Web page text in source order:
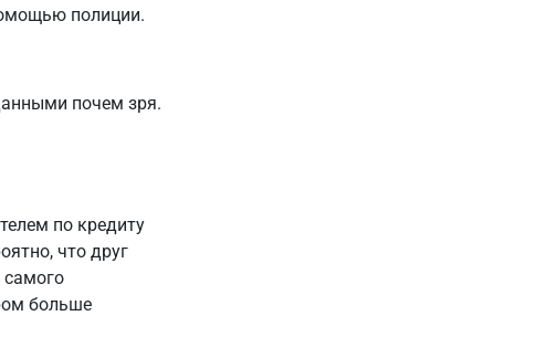
полиции.
почем зря.
по кредиту
что друг
самого
больше